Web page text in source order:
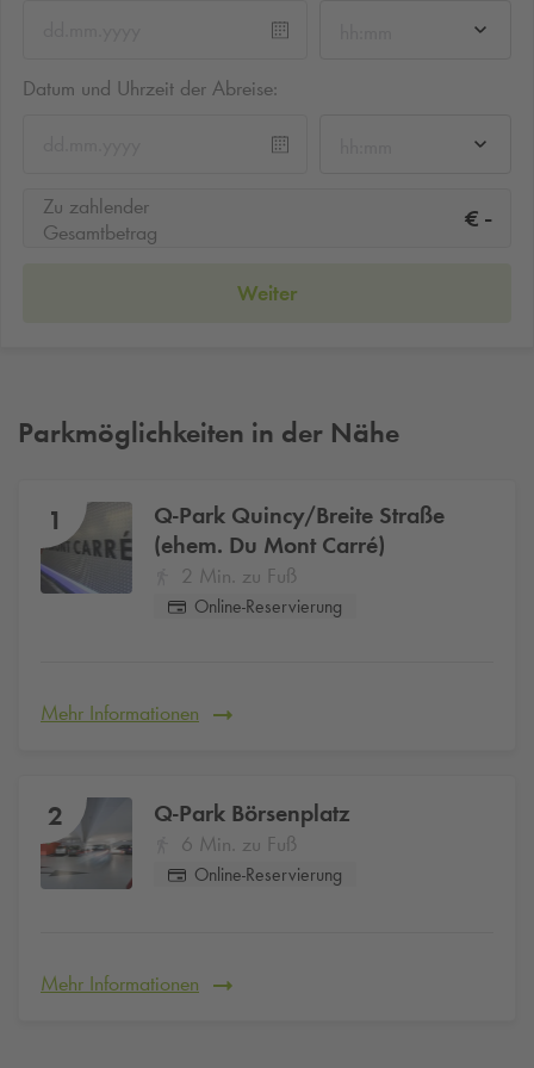
Datum und Uhrzeit der Abreise:
Zu zahlender
Gesamtbetrag
€ -
Weiter
Parkmöglichkeiten in der Nähe
1 Q-Park Quincy/Breite Straße
(ehem. Du Mont Carré)
2 Min. zu Fuß
Online-Reservierung
Mehr Informationen
2 Q-Park Börsenplatz
6 Min. zu Fuß
Online-Reservierung
Mehr Informationen